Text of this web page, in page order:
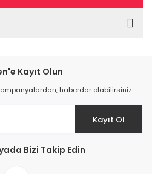
Kayıt Olun
haberdar olabilirsiniz.
Kayıt Ol
Bizi Takip Edin